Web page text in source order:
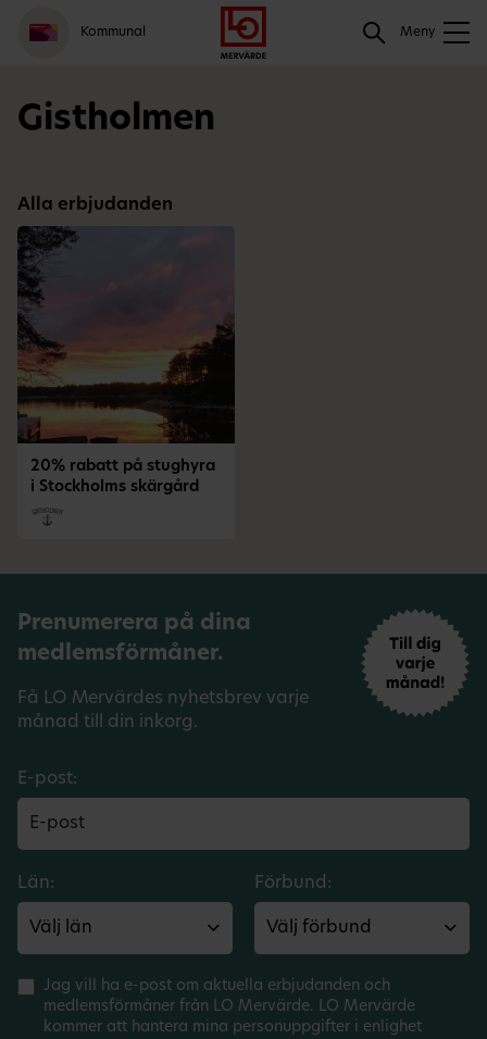
Gå
till
meny
Logga
in
Hoppa
till
innehåll
Kommunal Meny
Sök
Gistholmen
Alla erbjudanden
20% rabatt på stughyra
i Stockholms skärgård
Prenumerera på dina
medlemsförmåner.
Få LO Mervärdes nyhetsbrev varje
månad till din inkorg.
E-post:
Län: Förbund:
Jag vill ha e-post om aktuella erbjudanden och
medlemsförmåner från LO Mervärde. LO Mervärde
kommer att hantera mina personuppgifter i enlighet